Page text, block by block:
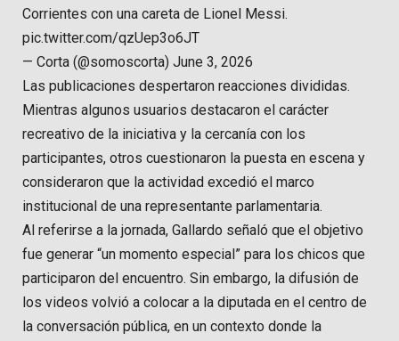
Corrientes con una careta de Lionel Messi.
pic.twitter.com/qzUep3o6JT
— Corta (@somoscorta) June 3, 2026
Las publicaciones despertaron reacciones divididas.
Mientras algunos usuarios destacaron el carácter
recreativo de la iniciativa y la cercanía con los
participantes, otros cuestionaron la puesta en escena y
consideraron que la actividad excedió el marco
institucional de una representante parlamentaria.
Al referirse a la jornada, Gallardo señaló que el objetivo
fue generar “un momento especial” para los chicos que
participaron del encuentro. Sin embargo, la difusión de
los videos volvió a colocar a la diputada en el centro de
la conversación pública, en un contexto donde la